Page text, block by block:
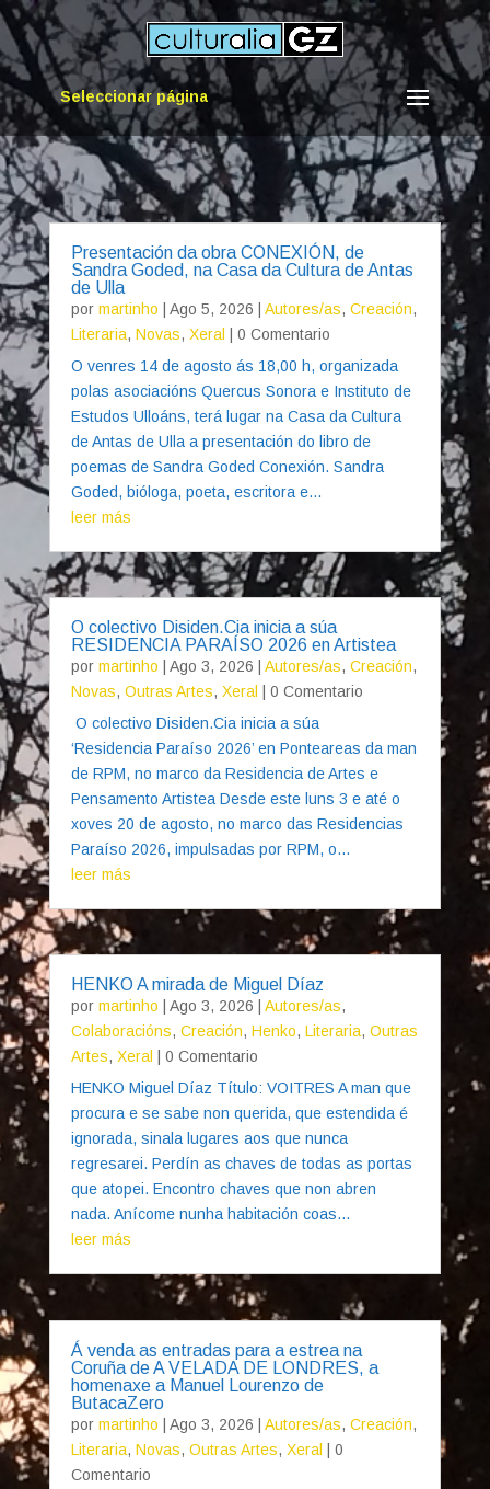
Seleccionar página
Presentación da obra CONEXIÓN, de
Sandra Goded, na Casa da Cultura de Antas
de Ulla
por martinho Ago 5, 2026 Autores/as, Creación,
Literaria, Novas, Xeral
| 0 Comentario
O venres 14 de agosto ás 18,00 h, organizada
polas asociacións Quercus Sonora e Instituto de
Estudos Ulloáns, terá lugar na Casa da Cultura
de Antas de Ulla a presentación do libro de
poemas de Sandra Goded Conexión. Sandra
Goded, bióloga, poeta, escritora e...
leer más
O colectivo Disiden.Cia inicia a súa
RESIDENCIA PARAÍSO 2026 en Artistea
por martinho Ago 3, 2026 Autores/as, Creación,
Novas, Outras Artes, Xeral
| 0 Comentario
O colectivo Disiden.Cia inicia a súa
‘Residencia Paraíso 2026’ en Ponteareas da man
de RPM, no marco da Residencia de Artes e
Pensamento Artistea Desde este luns 3 e até o
xoves 20 de agosto, no marco das Residencias
Paraíso 2026, impulsadas por RPM, o...
leer más
HENKO A mirada de Miguel Díaz
por martinho Ago 3, 2026 Autores/as,
Colaboracións, Creación, Henko, Literaria, Outras
Artes, Xeral
| 0 Comentario
HENKO Miguel Díaz Título: VOITRES A man que
procura e se sabe non querida, que estendida é
ignorada, sinala lugares aos que nunca
regresarei. Perdín as chaves de todas as portas
que atopei. Encontro chaves que non abren
nada. Anícome nunha habitación coas...
leer más
Á venda as entradas para a estrea na
Coruña de A VELADA DE LONDRES, a
homenaxe a Manuel Lourenzo de
ButacaZero
por martinho Ago 3, 2026 Autores/as, Creación,
Literaria, Novas, Outras Artes, Xeral
| 0
Comentario